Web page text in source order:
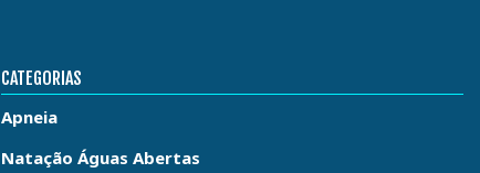
CATEGORIAS
Apneia
Natação Águas Abertas